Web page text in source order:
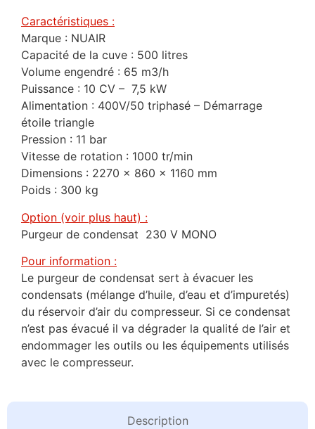
Description
Caractéristiques :
Marque : NUAIR
Capacité de la cuve : 500 litres
Volume engendré : 65 m3/h
Puissance : 10 CV – 7,5 kW
Alimentation : 400V/50 triphasé – Démarrage
étoile triangle
Pression : 11 bar
Vitesse de rotation : 1000 tr/min
Dimensions : 2270 x 860 x 1160 mm
Poids : 300 kg
Option (voir plus haut) :
Purgeur de condensat 230 V MONO
Pour information :
Le purgeur de condensat sert à évacuer les
condensats (mélange d’huile, d’eau et d’impuretés)
du réservoir d’air du compresseur. Si ce condensat
n’est pas évacué il va dégrader la qualité de l’air et
endommager les outils ou les équipements utilisés
avec le compresseur.